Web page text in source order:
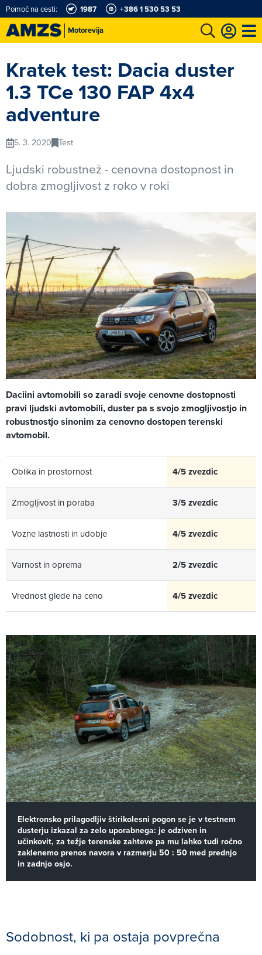
Motorevija
Pomoč na cesti: 1987 +386 1 530 53 53
Kratek test: Dacia duster
1.3 TCe 130 FAP 4x4
adventure
5. 3. 2020 Test
Ljudski robustnež - cenovna dostopnost in
dobra zmogljivost z roko v roki
Daciini avtomobili so zaradi svoje cenovne dostopnosti
pravi ljudski avtomobili, duster pa s svojo zmogljivostjo in
robustnostjo sinonim za cenovno dostopen terenski
avtomobil.
Oblika in prostornost 4/5 zvezdic
Zmogljivost in poraba 3/5 zvezdic
Vozne lastnosti in udobje 4/5 zvezdic
Varnost in oprema 2/5 zvezdic
Vrednost glede na ceno 4/5 zvezdic
Elektronsko prilagodljiv štirikolesni pogon se je v testnem
dusterju izkazal za zelo uporabnega: je odziven in
učinkovit, za težje terenske zahteve pa mu lahko tudi ročno
zaklenemo prenos navora v razmerju 50 : 50 med prednjo
in zadnjo osjo.
Sodobnost, ki pa ostaja povprečna